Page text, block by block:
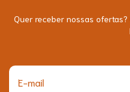
Quer receber nossas